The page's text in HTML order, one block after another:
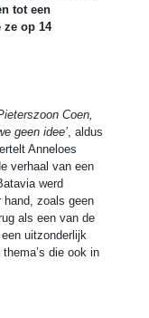
tot een
op 14
Coen,
geen idee’ , aldus
Anneloes
verhaal van een
werd
hand, zoals geen
als een van de
uitzonderlijk
die ook in